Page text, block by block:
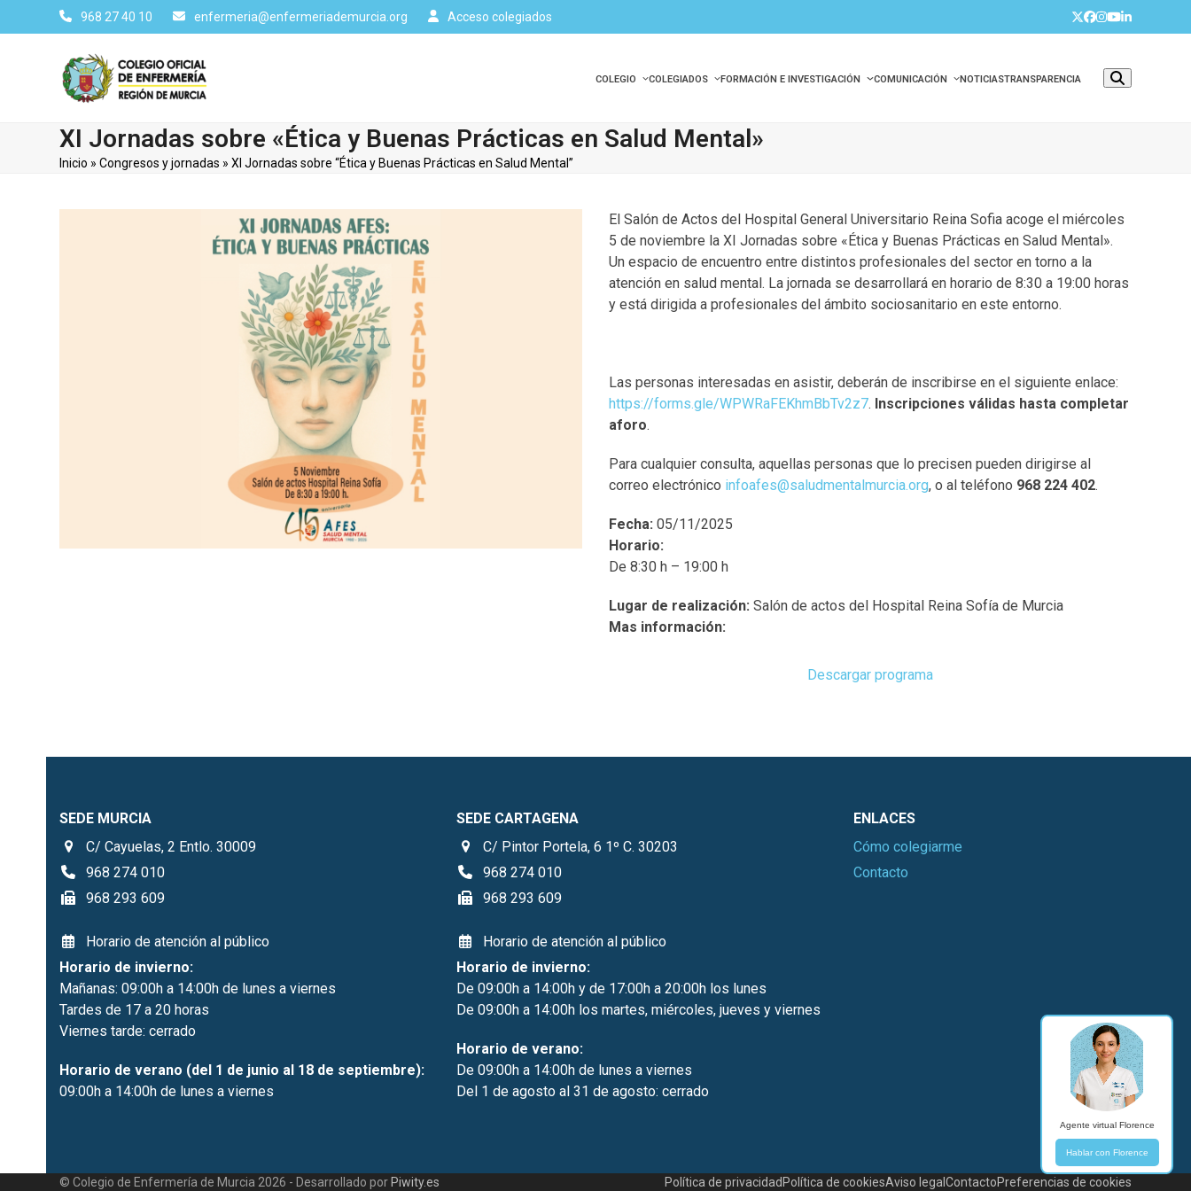
to
968 27 40 10 enfermeria@enfermeriademurcia.org Acceso colegiados Twitter
Facebook
Instagram
YouTube
LinkedIn
COLEGIO COLEGIADOS FORMACIÓN E INVESTIGACIÓN COMUNICACIÓN NOTICIASTRANSPARENCIA
XI Jornadas sobre «Ética y Buenas Prácticas en Salud Mental»
Inicio »Congresos y jornadas »XI Jornadas sobre “Ética y Buenas Prácticas en Salud Mental”
El Salón de Actos del Hospital General Universitario Reina Sofia acoge el miércoles
5 de noviembre la XI Jornadas sobre «Ética y Buenas Prácticas en Salud Mental».
Un espacio de encuentro entre distintos profesionales del sector en torno a la
atención en salud mental. La jornada se desarrollará en horario de 8:30 a 19:00 horas
y está dirigida a profesionales del ámbito sociosanitario en este entorno.
Las personas interesadas en asistir, deberán de inscribirse en el siguiente enlace:
https://forms.gle/WPWRaFEKhmBbTv2z7. Inscripciones válidas hasta completar
aforo.
Para cualquier consulta, aquellas personas que lo precisen pueden dirigirse al
correo electrónico infoafes@saludmentalmurcia.org, o al teléfono 968 224 402.
Fecha: 05/11/2025
Horario:
De 8:30 h – 19:00 h
Lugar de realización: Salón de actos del Hospital Reina Sofía de Murcia
Mas información:
Descargar programa
SEDE MURCIA
C/ Cayuelas, 2 Entlo. 30009
968 274 010
968 293 609
Horario de atención al público
Horario de invierno:
Mañanas: 09:00h a 14:00h de lunes a viernes
Tardes de 17 a 20 horas
Viernes tarde: cerrado
Horario de verano (del 1 de junio al 18 de septiembre):
09:00h a 14:00h de lunes a viernes
SEDE CARTAGENA
C/ Pintor Portela, 6 1º C. 30203
968 274 010
968 293 609
Horario de atención al público
Horario de invierno:
De 09:00h a 14:00h y de 17:00h a 20:00h los lunes
De 09:00h a 14:00h los martes, miércoles, jueves y viernes
Horario de verano:
De 09:00h a 14:00h de lunes a viernes
Del 1 de agosto al 31 de agosto: cerrado
ENLACES
Cómo colegiarme
Contacto
© Colegio de Enfermería de Murcia 2026 - Desarrollado por Piwity.es Política de privacidad Política de cookiesAviso legal ContactoPreferencias de cookies
Agente virtual Florence
Hablar con Florence